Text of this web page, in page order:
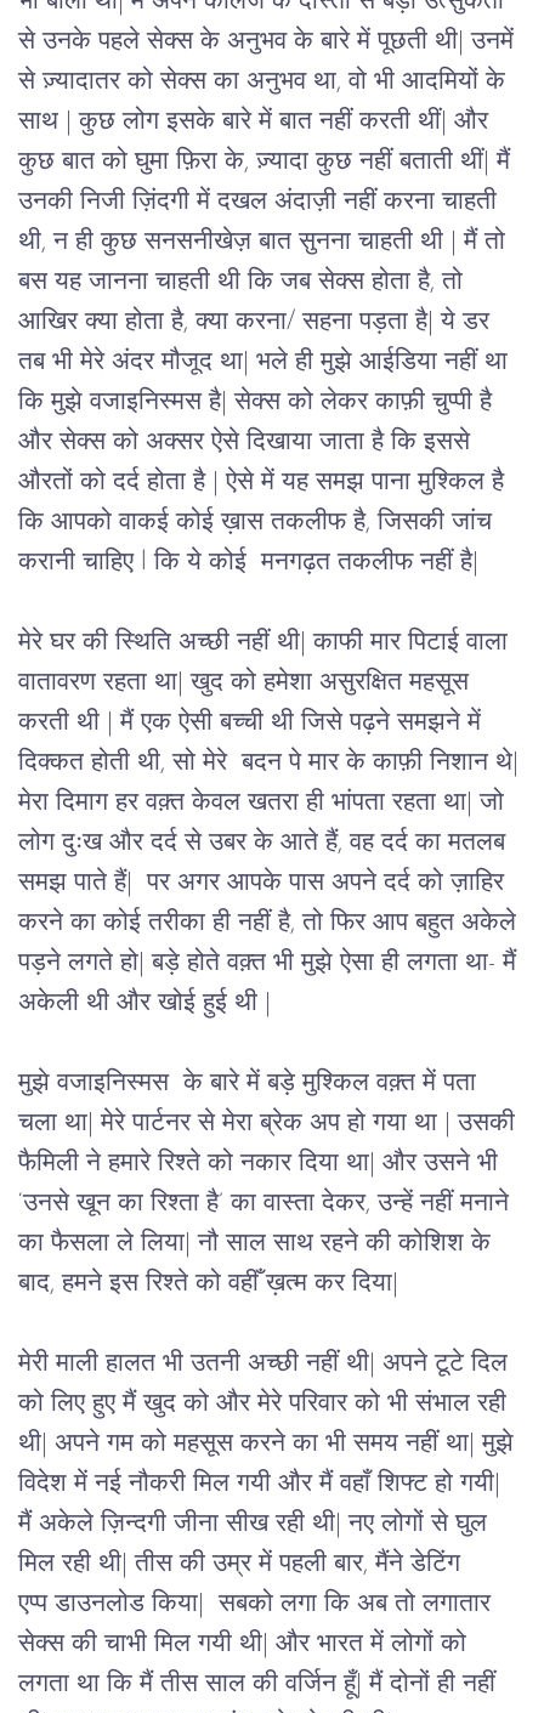
से उनके पहले सेक्स के अनुभव के बारे में पूछती थी| उनमें
से ज़्यादातर को सेक्स का अनुभव था, वो भी आदमियों के
साथ | कुछ लोग इसके बारे में बात नहीं करती थीं| और
कुछ बात को घुमा फ़िरा के, ज़्यादा कुछ नहीं बताती थीं| मैं
उनकी निजी ज़िंदगी में दखल अंदाज़ी नहीं करना चाहती
थी, न ही कुछ सनसनीखेज़ बात सुनना चाहती थी | मैं तो
बस यह जानना चाहती थी कि जब सेक्स होता है, तो
आखिर क्या होता है, क्या करना/ सहना पड़ता है| ये डर
तब भी मेरे अंदर मौजूद था| भले ही मुझे आईडिया नहीं था
कि मुझे वजाइनिस्मस है| सेक्स को लेकर काफ़ी चुप्पी है
और सेक्स को अक्सर ऐसे दिखाया जाता है कि इससे
औरतों को दर्द होता है | ऐसे में यह समझ पाना मुश्किल है
कि आपको वाकई कोई ख़ास तकलीफ है, जिसकी जांच
करानी चाहिए l कि ये कोई  मनगढ़त तकलीफ नहीं है|
मेरे घर की स्थिति अच्छी नहीं थी| काफी मार पिटाई वाला
वातावरण रहता था| खुद को हमेशा असुरक्षित महसूस
करती थी | मैं एक ऐसी बच्ची थी जिसे पढ़ने समझने में
दिक्कत होती थी, सो मेरे  बदन पे मार के काफ़ी निशान थे|
मेरा दिमाग हर वक़्त केवल खतरा ही भांपता रहता था| जो
लोग दुःख और दर्द से उबर के आते हैं, वह दर्द का मतलब
समझ पाते हैं|  पर अगर आपके पास अपने दर्द को ज़ाहिर
करने का कोई तरीका ही नहीं है, तो फिर आप बहुत अकेले
पड़ने लगते हो| बड़े होते वक़्त भी मुझे ऐसा ही लगता था- मैं
अकेली थी और खोई हुई थी |
मुझे वजाइनिस्मस  के बारे में बड़े मुश्किल वक़्त में पता
चला था| मेरे पार्टनर से मेरा ब्रेक अप हो गया था | उसकी
फैमिली ने हमारे रिश्ते को नकार दिया था| और उसने भी
‘उनसे खून का रिश्ता है’ का वास्ता देकर, उन्हें नहीं मनाने
का फैसला ले लिया| नौ साल साथ रहने की कोशिश के
बाद, हमने इस रिश्ते को वहीँ ख़त्म कर दिया|
मेरी माली हालत भी उतनी अच्छी नहीं थी| अपने टूटे दिल
को लिए हुए मैं खुद को और मेरे परिवार को भी संभाल रही
थी| अपने गम को महसूस करने का भी समय नहीं था| मुझे
विदेश में नई नौकरी मिल गयी और मैं वहाँ शिफ्ट हो गयी|
मैं अकेले ज़िन्दगी जीना सीख रही थी| नए लोगों से घुल
मिल रही थी| तीस की उम्र में पहली बार, मैंने डेटिंग
एप्प डाउनलोड किया|  सबको लगा कि अब तो लगातार
सेक्स की चाभी मिल गयी थी| और भारत में लोगों को
लगता था कि मैं तीस साल की वर्जिन हूँ| मैं दोनों ही नहीं